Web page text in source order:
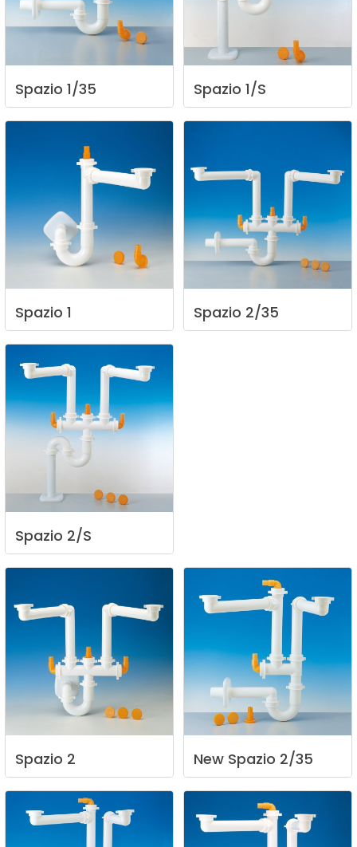
Spazio 1/35 Spazio 1/S
Spazio 1 Spazio 2/35
Spazio 2/S
Spazio 2 New Spazio 2/35